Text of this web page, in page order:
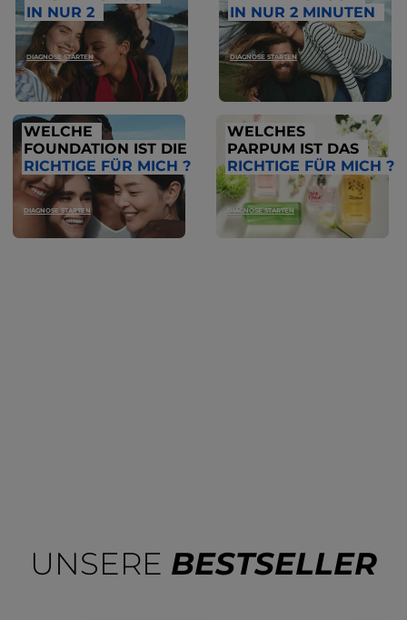
IN NUR 2
DIAGNOSE STARTEN
IN NUR 2 MINUTEN
DIAGNOSE STARTEN
WELCHE
FOUNDATION IST DIE
RICHTIGE FÜR MICH ?
DIAGNOSE STARTEN
WELCHES
PARPUM IST DAS
RICHTIGE FÜR MICH ?
DIAGNOSE STARTEN
UNSERE BESTSELLER